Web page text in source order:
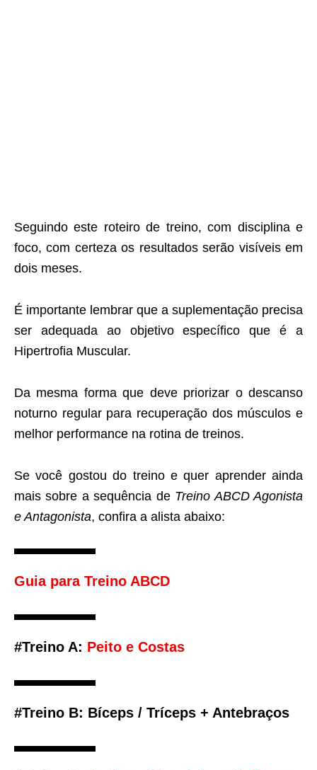
Seguindo este roteiro de treino, com disciplina e
foco, com certeza os resultados serão visíveis em
dois meses.
É importante lembrar que a suplementação precisa
ser adequada ao objetivo específico que é a
Hipertrofia Muscular.
Da mesma forma que deve priorizar o descanso
noturno regular para recuperação dos músculos e
melhor performance na rotina de treinos.
Se você gostou do treino e quer aprender ainda
mais sobre a sequência de Treino ABCD Agonista
e Antagonista, confira a alista abaixo:
Guia para Treino ABCD
#Treino A: Peito e Costas
#Treino B: Bíceps / Tríceps + Antebraços